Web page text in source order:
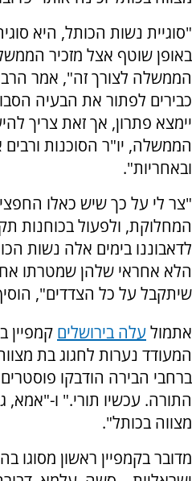
"סוגיית נשות הכותל, היא
באופן שוטף אצל מזכיר
הממשלה לצורך זה", אמר הרב
כבירים לפתור את הבעיה
יימצא פתרון, אך זאת צריך
הממשלה, יו"ר הסוכנות ורבים
ובאחריות".
"צר לי על כך שיש כאלו
המחלוקת, ולפעול בכוחנות
לדאבוננו בימים אלה נשות
הלא אחראי שלהן שמטרתו
שיתקבל על כל הצדדים",
אתמול עלה בירושלים קמפיין
המעודד נערות לחגוג בת
ברחבי הבירה הודבקו
התורה. עכשיו תורי." ו-"אמא,
מצווה בכותל".
מדובר בקמפיין ראשון